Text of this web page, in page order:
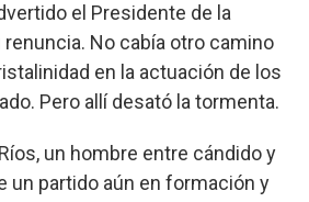
el Presidente de la
renuncia. No cabía otro camino
en la actuación de los
Pero allí desató la tormenta.
un hombre entre cándido y
un partido aún en formación y